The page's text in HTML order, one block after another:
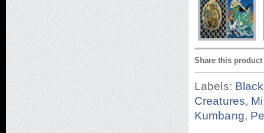
Share this product
Labels:
Creatures,
Kumbang,